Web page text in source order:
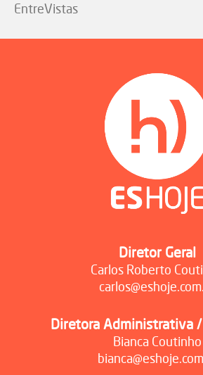
EntreVistas
Diretor Geral
Carlos Roberto
Diretora Administrativa /
Bianca Coutinho